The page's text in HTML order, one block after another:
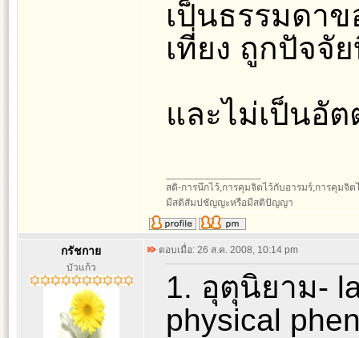
เป็นธรรมดา
เที่ยง ถูกปัจจั
และไม่เป็นอั
สติ-การนึกไว้,การคุมจิตไว้กับอารมร์,การคุมจิ
มีสติสัมปชัญญะหรือมีสติปัญญา
กรัชกาย
บัวแก้ว
ตอบเมื่อ: 26 ส.ค. 2008, 10:14 pm
1. อุตุนิยาม-
physical